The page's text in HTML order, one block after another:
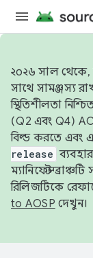
২০২৬ সাল থেকে,
সাথে সামঞ্জস্য
স্থিতিশীলতা
(Q2 এবং Q4)
বিল্ড করতে এবং
release
ম্যানিফেস্ট
রিলিজটিকে
to AOSP দেখুন।